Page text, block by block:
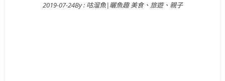
Posted on
2019-07-24By : 咕溜魚|曬魚趣 美食、旅遊、親子